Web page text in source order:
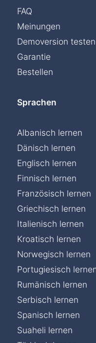
FAQ
Meinungen
Demoversion testen
Garantie
Bestellen
Sprachen
Albanisch lernen
Dänisch lernen
Englisch lernen
Finnisch lernen
Französisch lernen
Griechisch lernen
Italienisch lernen
Kroatisch lernen
Norwegisch lernen
Portugiesisch
Rumänisch lernen
Serbisch lernen
Spanisch lernen
Suaheli lernen